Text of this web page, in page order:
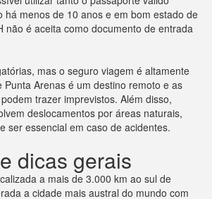
há menos de 10 anos e em bom estado de
não é aceita como documento de entrada
mas o seguro viagem é altamente
Punta Arenas é um destino remoto e as
trazer imprevistos. Além disso,
deslocamentos por áreas naturais,
ser essencial em caso de acidentes.
dicas gerais
a mais de 3.000 km ao sul de
a cidade mais austral do mundo com